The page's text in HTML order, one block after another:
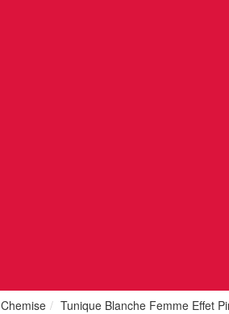
Chemise Tunique Blanche Femme Effet